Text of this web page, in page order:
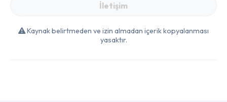
İletişim
Kaynak belirtmeden ve izin almadan içerik kopyalanması
yasaktır.